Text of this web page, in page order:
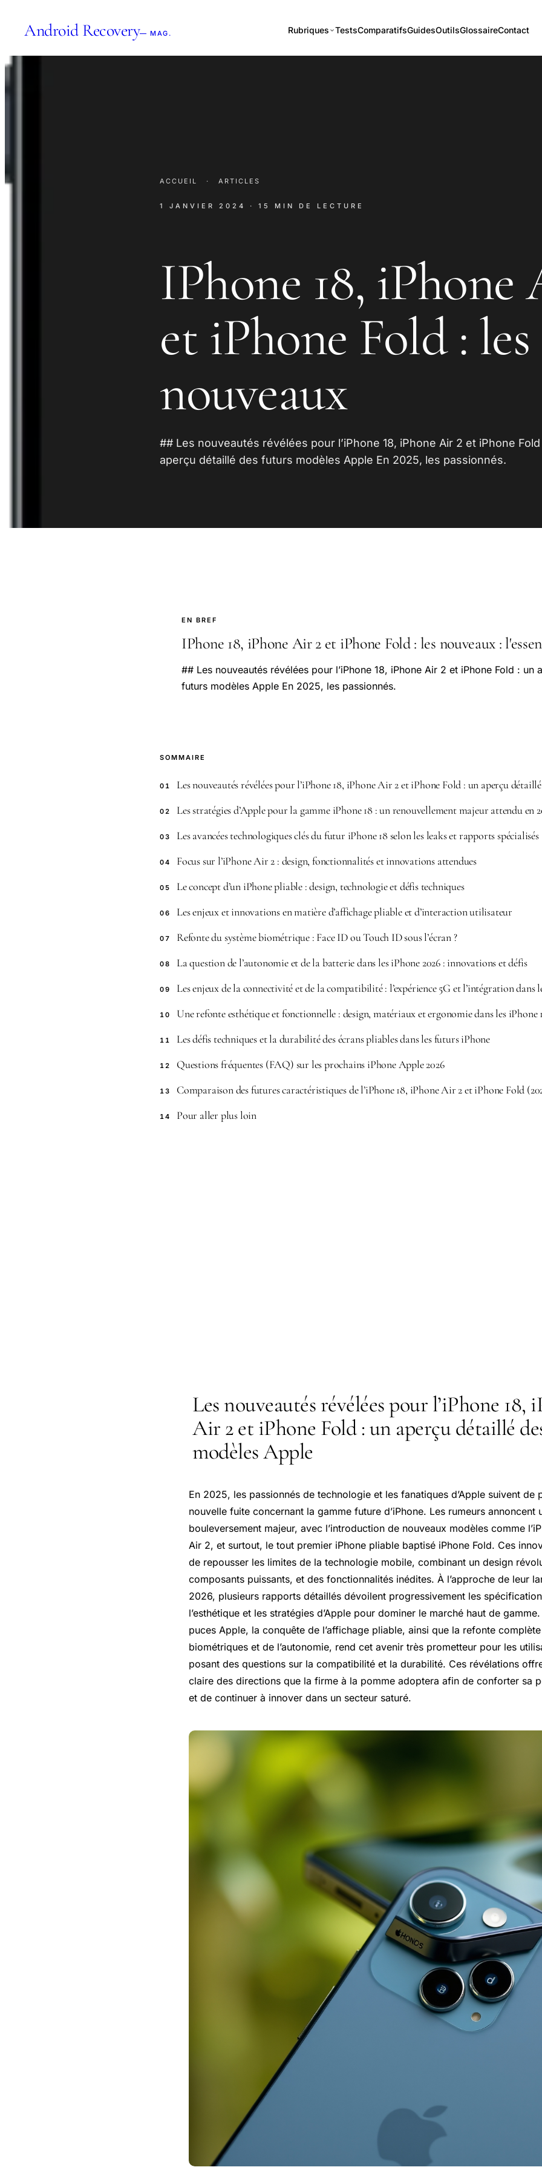
Android Recovery— MAG. Rubriques TestsComparatifsGuidesOutilsGlossaireContact
ACCUEIL · ARTICLES
1 JANVIER 2024 · 15 MIN DE LECTURE
IPhone 18, iPhone
et iPhone Fold : les
nouveaux
## Les nouveautés révélées pour l’iPhone 18, iPhone Air 2 et iPhone
aperçu détaillé des futurs modèles Apple En 2025, les passionnés.
EN BREF
IPhone 18, iPhone Air 2 et iPhone Fold : les nouveaux :
## Les nouveautés révélées pour l’iPhone 18, iPhone Air 2 et iPhone Fold : un
futurs modèles Apple En 2025, les passionnés.
SOMMAIRE
01 Les nouveautés révélées pour l’iPhone 18, iPhone Air 2 et iPhone Fold : un aperçu
02 Les stratégies d’Apple pour la gamme iPhone 18 : un renouvellement majeur attendu en
03 Les avancées technologiques clés du futur iPhone 18 selon les leaks et rapports spécialisés
04 Focus sur l’iPhone Air 2 : design, fonctionnalités et innovations attendues
05 Le concept d’un iPhone pliable : design, technologie et défis techniques
06 Les enjeux et innovations en matière d’affichage pliable et d’interaction utilisateur
07 Refonte du système biométrique : Face ID ou Touch ID sous l’écran ?
08 La question de l’autonomie et de la batterie dans les iPhone 2026 : innovations et défis
09 Les enjeux de la connectivité et de la compatibilité : l’expérience 5G et l’intégration dans
10 Une refonte esthétique et fonctionnelle : design, matériaux et ergonomie dans les iPhone
11 Les défis techniques et la durabilité des écrans pliables dans les futurs iPhone
12 Questions fréquentes (FAQ) sur les prochains iPhone Apple 2026
13 Comparaison des futures caractéristiques de l’iPhone 18, iPhone Air 2 et iPhone Fold
14 Pour aller plus loin
Les nouveautés révélées pour l’iPhone 18,
Air 2 et iPhone Fold : un aperçu détaillé
modèles Apple
En 2025, les passionnés de technologie et les fanatiques d’Apple suivent de
nouvelle fuite concernant la gamme future d’iPhone. Les rumeurs annoncent
bouleversement majeur, avec l’introduction de nouveaux modèles comme
Air 2, et surtout, le tout premier iPhone pliable baptisé iPhone Fold. Ces
de repousser les limites de la technologie mobile, combinant un design
composants puissants, et des fonctionnalités inédites. À l’approche de leur
2026, plusieurs rapports détaillés dévoilent progressivement les
l’esthétique et les stratégies d’Apple pour dominer le marché haut de gamme.
puces Apple, la conquête de l’affichage pliable, ainsi que la refonte
biométriques et de l’autonomie, rend cet avenir très prometteur pour les
posant des questions sur la compatibilité et la durabilité. Ces révélations
claire des directions que la firme à la pomme adoptera afin de conforter sa
et de continuer à innover dans un secteur saturé.